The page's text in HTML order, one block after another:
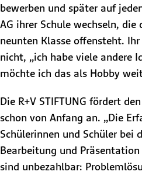
bewerben und später auf
AG ihrer Schule wechseln, die
neunten Klasse offensteht.
nicht, „ich habe viele andere
möchte ich das als Hobby
Die R+V STIFTUNG fördert
schon von Anfang an. „Die
Schülerinnen und Schüler bei
Bearbeitung und
sind unbezahlbar: